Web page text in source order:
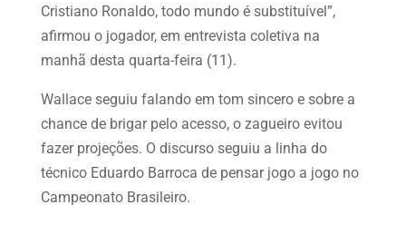
Cristiano Ronaldo, todo mundo é substituível”,
afirmou o jogador, em entrevista coletiva na
manhã desta quarta-feira (11).
Wallace seguiu falando em tom sincero e sobre a
chance de brigar pelo acesso, o zagueiro evitou
fazer projeções. O discurso seguiu a linha do
técnico Eduardo Barroca de pensar jogo a jogo no
Campeonato Brasileiro.